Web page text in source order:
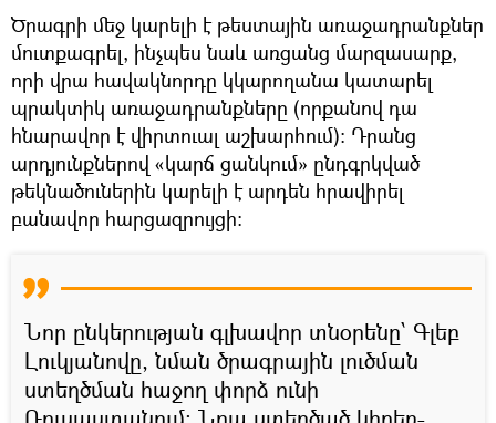
Ծրագրի մեջ կարելի է թեստային առաջադրանքներ
մուտքագրել, ինչպես նաև առցանց մարզասարք,
որի վրա հավակնորդը կկարողանա կատարել
պրակտիկ առաջադրանքները (որքանով դա
հնարավոր է վիրտուալ աշխարհում)։ Դրանց
արդյունքներով «կարճ ցանկում» ընդգրկված
թեկնածուներին կարելի է արդեն հրավիրել
բանավոր հարցազրույցի։
Նոր ընկերության գլխավոր տնօրենը՝ Գլեբ
Լուկյանովը, նման ծրագրային լուծման
ստեղծման հաջող փորձ ունի